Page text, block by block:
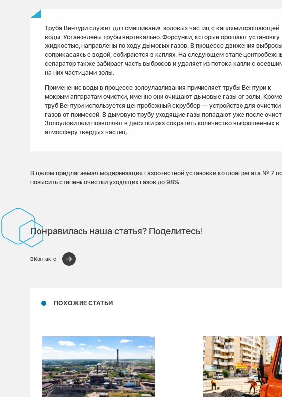
Труба Вентури служит для смешивания золовых частиц с каплями орошающей
воды. Установлены трубы вертикально. Форсунки, которые орошают установку
жидкостью, направлены по ходу дымовых газов. В процессе движения выбросы,
соприкасаясь с водой, собираются в каплях. На следующем этапе
сепаратор также забирает часть выбросов и удаляет из потока капли с
на них частицами золы.
Применение воды в процессе золоулавливания причисляет трубы Вентури к
мокрым аппаратам очистки, именно они очищают дымовые газы от золы. Кроме
труб Вентури используется центробежный скруббер — устройство для очистки
газов от примесей. В дымовую трубу уходящие газы попадают уже после
Золоуловители позволяют в десятки раз сократить количество выброшенных в
атмосферу твердых частиц.
В целом предлагаемая модернизация газоочистной установки котлоагрегата № 7
повысить степень очистки уходящих газов до 98%.
Понравилась наша статья? Поделитесь!
ВКонтакте
ПОХОЖИЕ СТАТЬИ